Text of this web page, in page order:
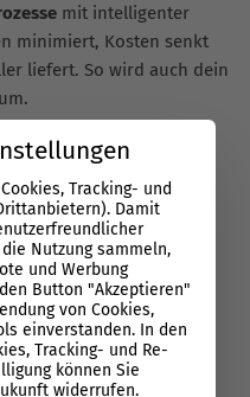
mit intelligenter
minimiert, Kosten senkt
liefert. So wird auch dein
Reports statt
aktueller Daten.
Prioritäten für mehr
machen dein Team
Tracking- und
Damit
Nutzung sammeln,
und Werbung
Button "Akzeptieren"
von Cookies,
einverstanden. In den
Tracking- und Re-
können Sie
widerrufen.